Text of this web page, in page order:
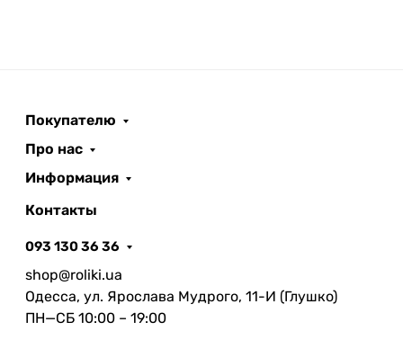
Покупателю
Про нас
Информация
Контакты
093 130 36 36
shop@roliki.ua
Одесса, ул. Ярослава Мудрого, 11-И (Глушко)
ПН—СБ 10:00 – 19:00